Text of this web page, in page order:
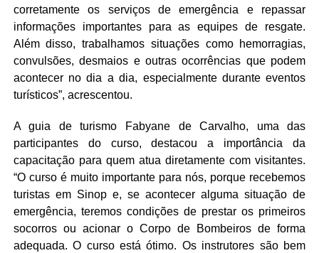
corretamente os serviços de emergência e repassar
informações importantes para as equipes de resgate.
Além disso, trabalhamos situações como hemorragias,
convulsões, desmaios e outras ocorrências que podem
acontecer no dia a dia, especialmente durante eventos
turísticos”, acrescentou.
A guia de turismo Fabyane de Carvalho, uma das
participantes do curso, destacou a importância da
capacitação para quem atua diretamente com visitantes.
“O curso é muito importante para nós, porque recebemos
turistas em Sinop e, se acontecer alguma situação de
emergência, teremos condições de prestar os primeiros
socorros ou acionar o Corpo de Bombeiros de forma
adequada. O curso está ótimo. Os instrutores são bem